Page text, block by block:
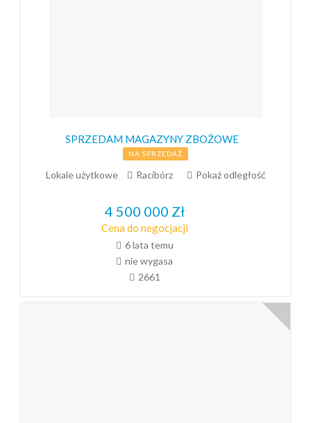
SPRZEDAM MAGAZYNY ZBOŻOWE
NA SPRZEDAŻ
Lokale użytkowe Racibórz Pokaż odległość
4 500 000 Zł
Cena do negocjacji
6 lata temu
nie wygasa
2661